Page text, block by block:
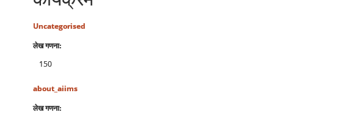
Uncategorised
लेख गणना:
150
about_aiims
लेख गणना: